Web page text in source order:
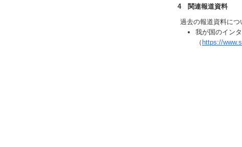
4 関連報道資料
過去の報道資料につ
我が国のイン
（ https://